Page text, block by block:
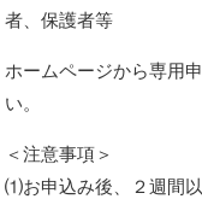
者、保護者等
ホームページから専用
い。
＜注意事項＞
⑴お申込み後、２週間